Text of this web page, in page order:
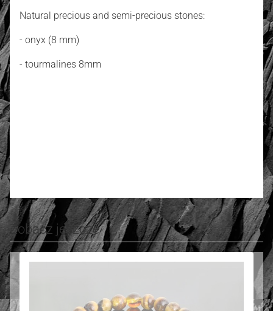
Natural precious and semi-precious stones:
- onyx (8 mm)
- tourmalines 8mm
Zobacz jeszcze